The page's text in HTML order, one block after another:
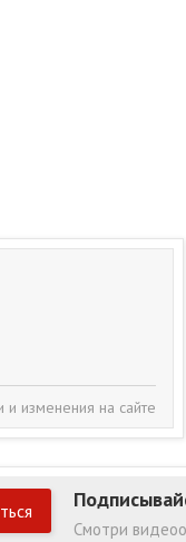
и изменения на сайте
Смотри